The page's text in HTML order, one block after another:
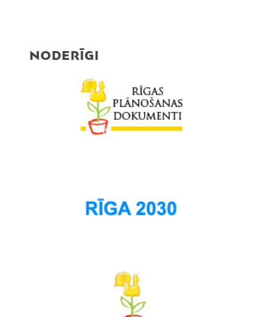
NODERĪGI